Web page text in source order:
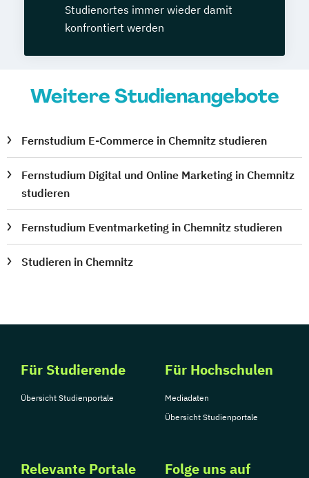
Studienortes immer wieder damit
konfrontiert werden
Weitere Studienangebote
Fernstudium E-Commerce in Chemnitz studieren
Fernstudium Digital und Online Marketing in Chemnitz
studieren
Fernstudium Eventmarketing in Chemnitz studieren
Studieren in Chemnitz
Für Studierende
Übersicht Studienportale
Für Hochschulen
Mediadaten
Übersicht Studienportale
Relevante Portale Folge uns auf